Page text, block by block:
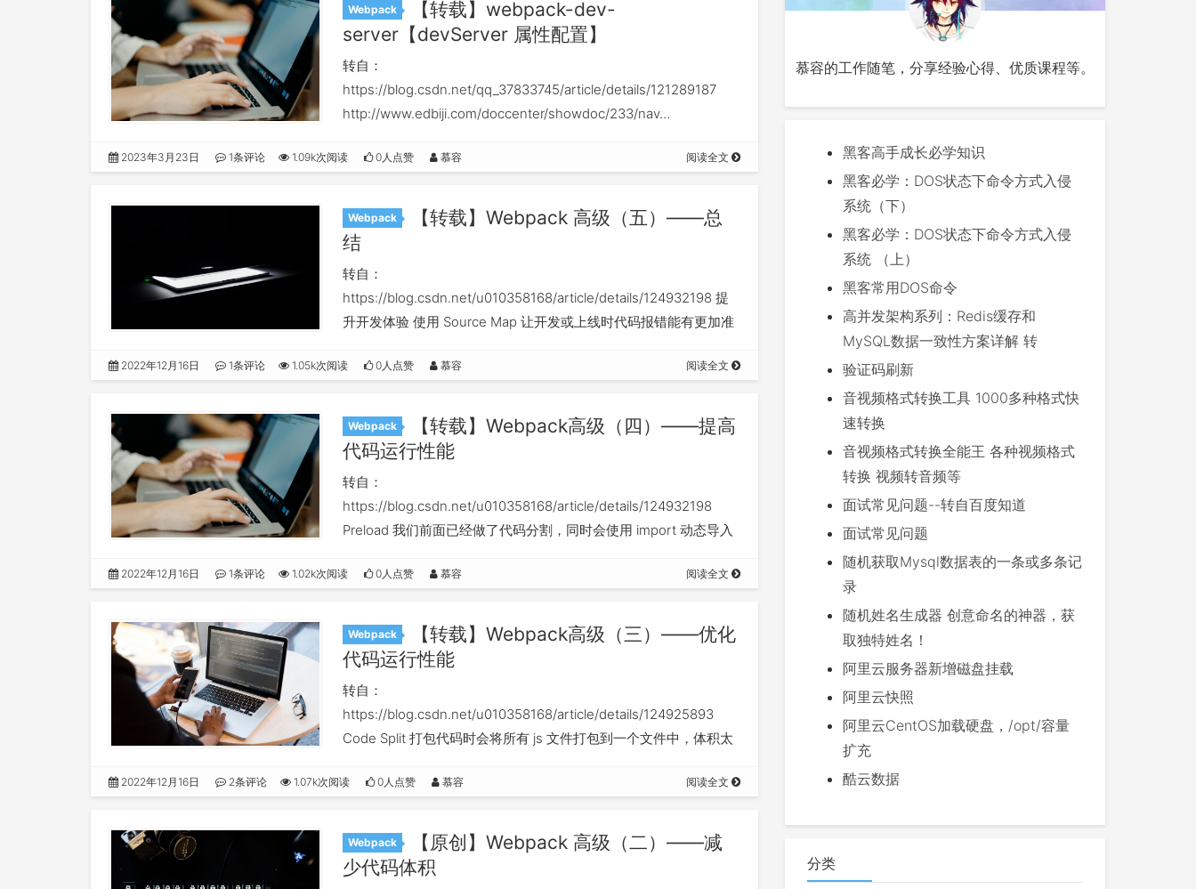
Webpack
【转载】webpack-dev-
server【devServer 属性配置】
转自：
https://blog.csdn.net/qq_37833745/article/details/121289187
http://www.edbiji.com/doccenter/showdoc/233/nav…
2023年3月23日 1条评论 1.09k次阅读 0人点赞 慕容 阅读全文
Webpack
【转载】Webpack 高级（五）——总
结
转自：
https://blog.csdn.net/u010358168/article/details/124932198 提
升开发体验 使用 Source Map 让开发或上线时代码报错能有更加准
2022年12月16日 1条评论 1.05k次阅读 0人点赞 慕容 阅读全文
Webpack
【转载】Webpack高级（四）——提高
代码运行性能
转自：
https://blog.csdn.net/u010358168/article/details/124932198
Preload 我们前面已经做了代码分割，同时会使用 import 动态导入
2022年12月16日 1条评论 1.02k次阅读 0人点赞 慕容 阅读全文
Webpack
【转载】Webpack高级（三）——优化
代码运行性能
转自：
https://blog.csdn.net/u010358168/article/details/124925893
Code Split 打包代码时会将所有 js 文件打包到一个文件中，体积太
2022年12月16日 2条评论 1.07k次阅读 0人点赞 慕容 阅读全文
Webpack
【原创】Webpack 高级（二）——减
少代码体积
慕容的工作随笔，分享经验心得、优质课程等。
黑客高手成长必学知识
黑客必学：DOS状态下命令方式入侵
系统（下）
黑客必学：DOS状态下命令方式入侵
系统 （上）
黑客常用DOS命令
高并发架构系列：Redis缓存和
MySQL数据一致性方案详解 转
验证码刷新
音视频格式转换工具 1000多种格式快
速转换
音视频格式转换全能王 各种视频格式
转换 视频转音频等
面试常见问题--转自百度知道
面试常见问题
随机获取Mysql数据表的一条或多条记
录
随机姓名生成器 创意命名的神器，获
取独特姓名！
阿里云服务器新增磁盘挂载
阿里云快照
阿里云CentOS加载硬盘，/opt/容量
扩充
酷云数据
分类